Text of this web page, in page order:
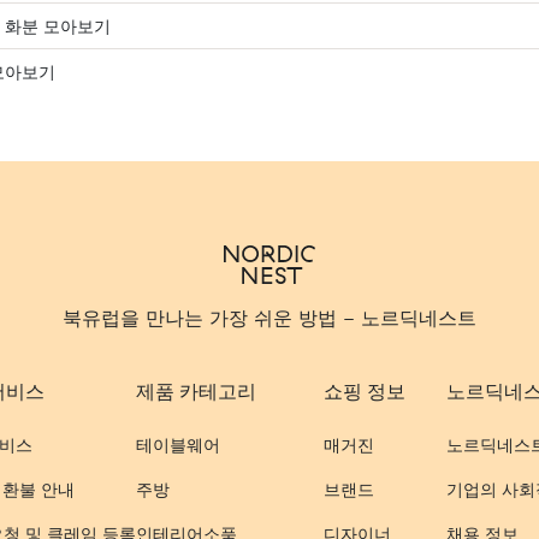
분 모아보기
보기
북유럽을 만나는 가장 쉬운 방법 - 노르딕네스트
비스
스
불 안내
및 클레임 등록
제품 카테고리
테이블웨어
주방
인테리어소품
쇼핑 정보
매거진
브랜드
디자이너
노르딕네
노르딕네스
기업의 사회
채용 정보